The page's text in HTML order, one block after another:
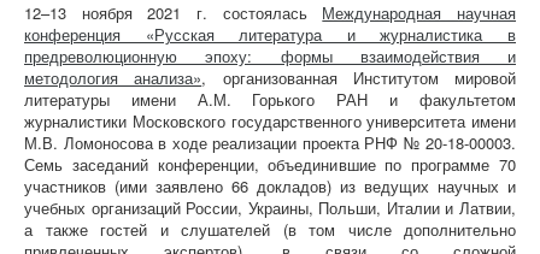
12–13 ноября 2021 г. состоялась Международная научная
конференция «Русская литература и журналистика в
предреволюционную эпоху: формы взаимодействия и
методология анализа», организованная Институтом мировой
литературы имени А.М. Горького РАН и факультетом
журналистики Московского государственного университета имени
М.В. Ломоносова в ходе реализации проекта РНФ № 20-18-00003.
Семь заседаний конференции, объединившие по программе 70
участников (ими заявлено 66 докладов) из ведущих научных и
учебных организаций России, Украины, Польши, Италии и Латвии,
а также гостей и слушателей (в том числе дополнительно